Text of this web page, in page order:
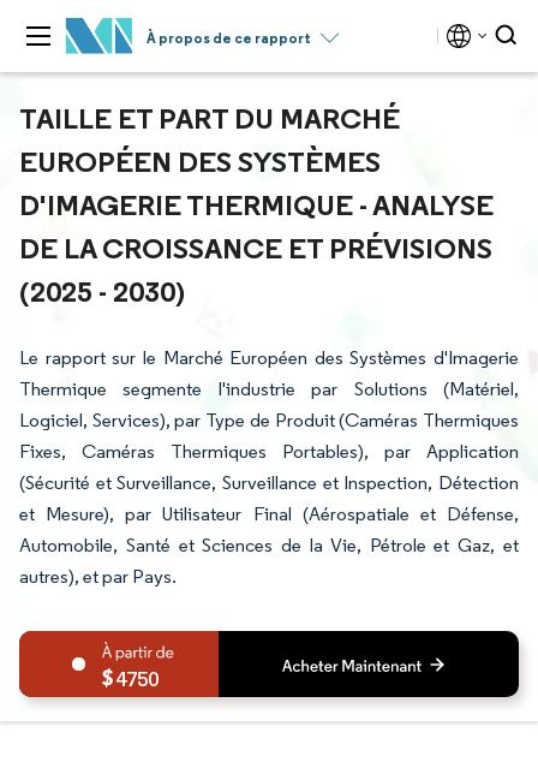
À propos de ce rapport
TAILLE ET PART DU MARCHÉ
EUROPÉEN DES SYSTÈMES
D'IMAGERIE THERMIQUE - ANALYSE
DE LA CROISSANCE ET PRÉVISIONS
(2025 - 2030)
Le rapport sur le Marché Européen des Systèmes d'Imagerie
Thermique segmente l'industrie par Solutions (Matériel,
Logiciel, Services), par Type de Produit (Caméras Thermiques
Fixes, Caméras Thermiques Portables), par Application
(Sécurité et Surveillance, Surveillance et Inspection, Détection
et Mesure), par Utilisateur Final (Aérospatiale et Défense,
Automobile, Santé et Sciences de la Vie, Pétrole et Gaz, et
autres), et par Pays.
4750